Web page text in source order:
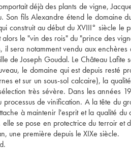
déjà des plants de vigne,
fils Alexandre étend le domaine
au début du XVIII° siècle le
le "vin des rois" du "prince des
sera notamment vendu aux
de Joseph Goudal. Le Château
le domaine qui est depuis resté
et sur un sous-sol calcaire), la
très sévère. Dans les années
de vinification. A la tête du
à maintenir l'esprit et la qualité
se pose en protectrice du terroir et
une première depuis le XIXe siècle.